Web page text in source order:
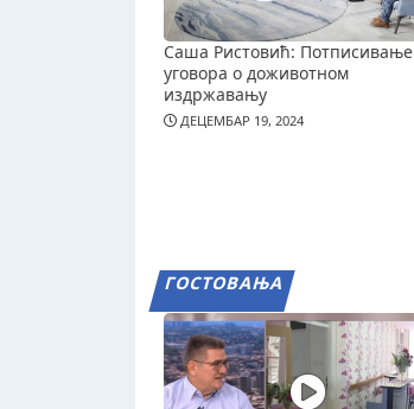
Саша Ристовић: Потписивање
уговора о доживотном
издржавању
ДЕЦЕМБАР 19, 2024
ГОСТОВАЊА